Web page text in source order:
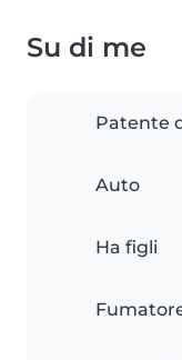
Su di me
Patente
Auto
Ha figli